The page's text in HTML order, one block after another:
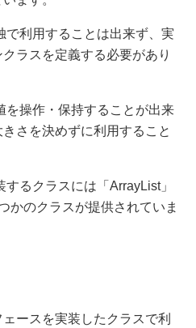
で利用することは出来ず、実
ラスを定義する必要があり
を操作・保持することが出来
さを決めずに利用すること
るクラスには「ArrayList」
かのクラスが提供されていま
ースを実装したクラスで利